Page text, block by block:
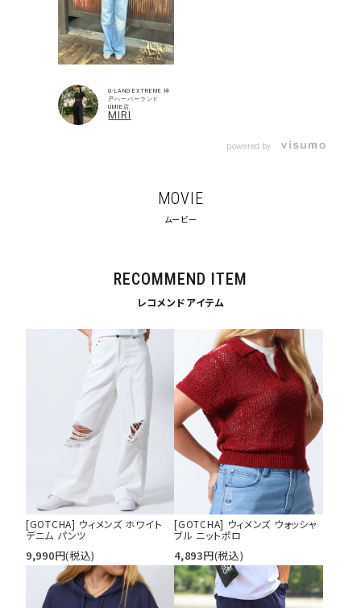
カテゴリ
サイズ
S
M
L
XL
XXXL
29inc
30inc
32inc
34inc
36inc
38inc
40inc
KIDS
G-LAND EXTREME 神
戸ハーバーランド
UMIE店
MIRI
powered by
MOVIE
ムービー
RECOMMEND ITEM
レコメンドアイテム
[GOTCHA] ウィメンズ ホワイト
デニム パンツ
9,990円(税込)
[GOTCHA] ウィメンズ ウォッシャ
ブル ニットポロ
4,893円(税込)